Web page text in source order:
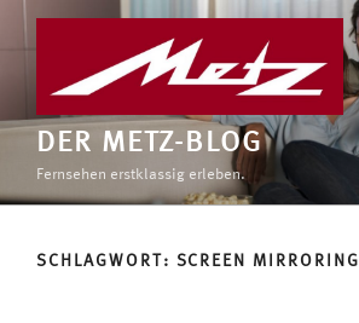
DER METZ-BLOG
Fernsehen erstklassig erleben.
SCHLAGWORT: SCREEN MIRRORING